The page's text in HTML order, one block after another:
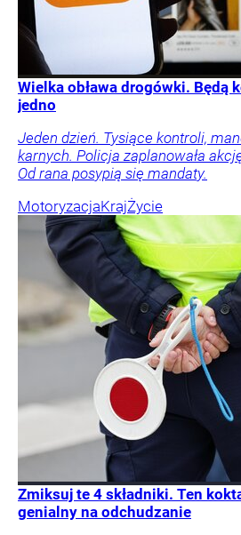
Wielka obława drogówki. Będą
jedno
Jeden dzień. Tysiące kontroli,
karnych. Policja zaplanowała
Od rana posypią się mandaty.
MotoryzacjaKrajŻycie
Zmiksuj te 4 składniki. Ten
genialny na odchudzanie